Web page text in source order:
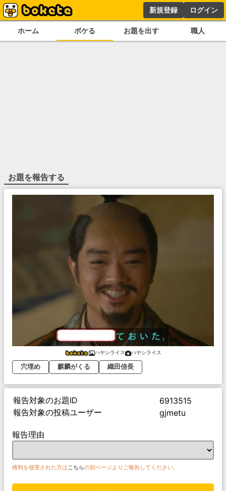
新規登録 ログイン
ホーム ボケる お題を出す 職人
お題を報告する
ハヤシライス ハヤシライス
穴埋め 麒麟がくる 織田信長
報告対象のお題ID
6913515
報告対象の投稿ユーザー
gjmetu
報告理由
権利を侵害された方はこちらの別ページよりご報告してください。